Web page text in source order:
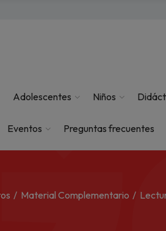
Adolescentes Niños
Eventos Preguntas frecuentes
Material Complementario